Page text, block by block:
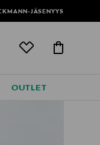
JÄSENYYS
OUTLET